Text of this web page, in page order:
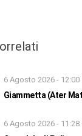
6 Agosto 2026 - 12:00
Giammetta (Ater
6 Agosto 2026 - 11:28